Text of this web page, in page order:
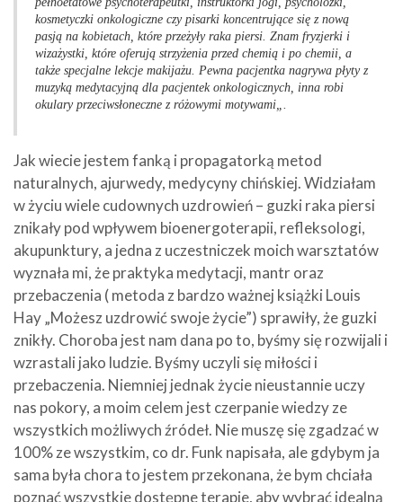
kosmetyczki onkologiczne czy pisarki koncentrujące się z nową
pasją na kobietach, które przeżyły raka piersi. Znam fryzjerki i
wizażystki, które oferują strzyżenia przed chemią i po chemii, a
także specjalne lekcje makijażu. Pewna pacjentka nagrywa płyty z
muzyką medytacyjną dla pacjentek onkologicznych, inna robi
okulary przeciwsłoneczne z różowymi motywami„.
Jak wiecie jestem fanką i propagatorką metod
naturalnych, ajurwedy, medycyny chińskiej. Widziałam
w życiu wiele cudownych uzdrowień – guzki raka piersi
znikały pod wpływem bioenergoterapii, refleksologi,
akupunktury, a jedna z uczestniczek moich warsztatów
wyznała mi, że praktyka medytacji, mantr oraz
przebaczenia ( metoda z bardzo ważnej książki Louis
Hay „Możesz uzdrowić swoje życie”) sprawiły, że guzki
znikły. Choroba jest nam dana po to, byśmy się rozwijali i
wzrastali jako ludzie. Byśmy uczyli się miłości i
przebaczenia. Niemniej jednak życie nieustannie uczy
nas pokory, a moim celem jest czerpanie wiedzy ze
wszystkich możliwych źródeł. Nie muszę się zgadzać w
100% ze wszystkim, co dr. Funk napisała, ale gdybym ja
sama była chora to jestem przekonana, że bym chciała
poznać wszystkie dostępne terapie, aby wybrać idealną